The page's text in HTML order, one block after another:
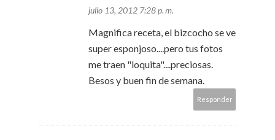
julio 13, 2012 7:28 p. m.
Magnifica receta, el bizcocho se ve
super esponjoso....pero tus fotos
me traen "loquita"....preciosas.
Besos y buen fin de semana.
Responder